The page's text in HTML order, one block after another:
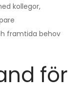
kollegor,
framtida behov
för